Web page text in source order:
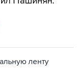
ленту